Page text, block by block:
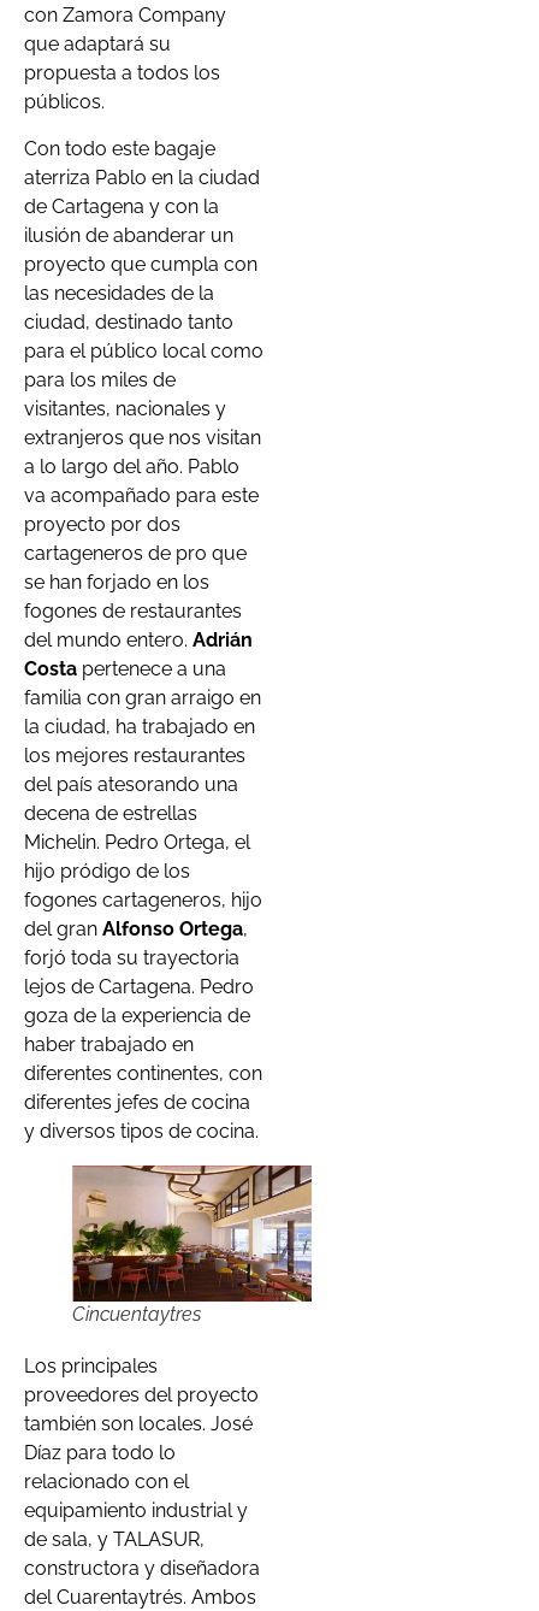
con Zamora Company
que adaptará su
propuesta a todos los
públicos.
Con todo este bagaje
aterriza Pablo en la ciudad
de Cartagena y con la
ilusión de abanderar un
proyecto que cumpla con
las necesidades de la
ciudad, destinado tanto
para el público local como
para los miles de
visitantes, nacionales y
extranjeros que nos visitan
a lo largo del año. Pablo
va acompañado para este
proyecto por dos
cartageneros de pro que
se han forjado en los
fogones de restaurantes
del mundo entero. Adrián
Costa pertenece a una
familia con gran arraigo en
la ciudad, ha trabajado en
los mejores restaurantes
del país atesorando una
decena de estrellas
Michelin. Pedro Ortega, el
hijo pródigo de los
fogones cartageneros, hijo
del gran Alfonso Ortega,
forjó toda su trayectoria
lejos de Cartagena. Pedro
goza de la experiencia de
haber trabajado en
diferentes continentes, con
diferentes jefes de cocina
y diversos tipos de cocina.
Cincuentaytres
Los principales
proveedores del proyecto
también son locales. José
Díaz para todo lo
relacionado con el
equipamiento industrial y
de sala, y TALASUR,
constructora y diseñadora
del Cuarentaytrés. Ambos